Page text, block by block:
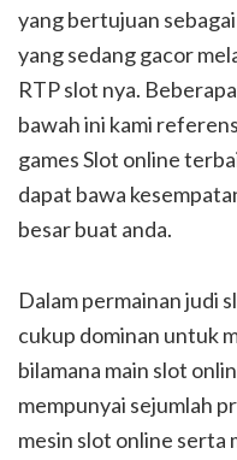
yang bertujuan
yang sedang gacor
RTP slot nya.
bawah ini kami
games Slot online
dapat bawa
besar buat anda.
Dalam permainan judi
cukup dominan untuk
bilamana main slot
mempunyai sejumlah
mesin slot online serta